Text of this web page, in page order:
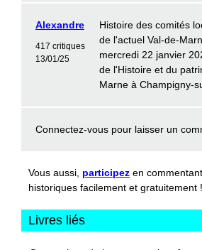
Alexandre
417 critiques
13/01/25
Histoire des comités
de l'actuel Val-de-
mercredi 22 janvier
de l'Histoire et du
Marne à Champigny-
Connectez-vous pour laisser un
Vous aussi, participez en
historiques facilement et gratuitement !
Livres liés